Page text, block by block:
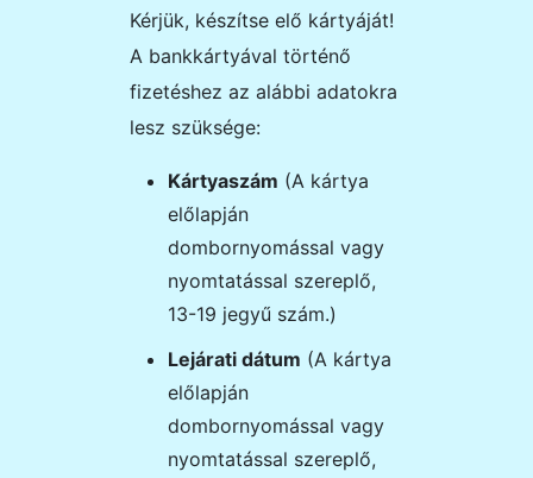
Kérjük, készítse elő kártyáját!
A bankkártyával történő
fizetéshez az alábbi adatokra
lesz szüksége:
Kártyaszám (A kártya
előlapján
dombornyomással vagy
nyomtatással szereplő,
13-19 jegyű szám.)
Lejárati dátum (A kártya
előlapján
dombornyomással vagy
nyomtatással szereplő,